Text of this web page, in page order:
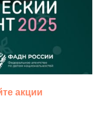
акции